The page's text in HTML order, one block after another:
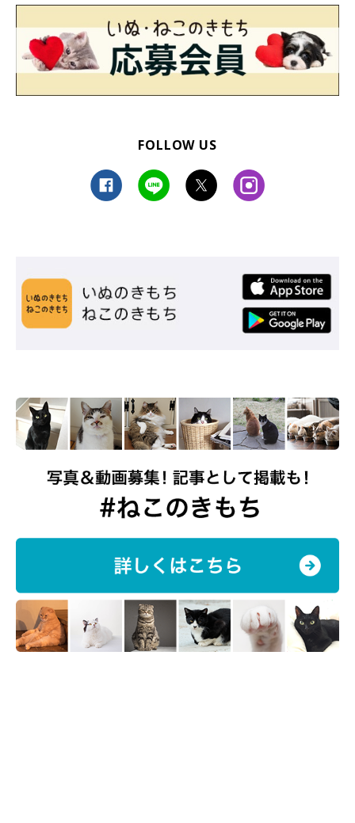
「もちろん猫と暮らす上で大変なことや心配ごとはたくさんある
のですが、それと比べ物にならないぐらい楽しみが多いです。猫
は日々を豊かにしてくれる最高の相棒だと思っています！」
ヤマネコくんの日常はTwitterやYouTube
FOLLOW US